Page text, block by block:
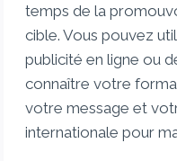
temps de la
cible. Vous pouvez
publicité en ligne ou
connaître votre
votre message et
internationale pour